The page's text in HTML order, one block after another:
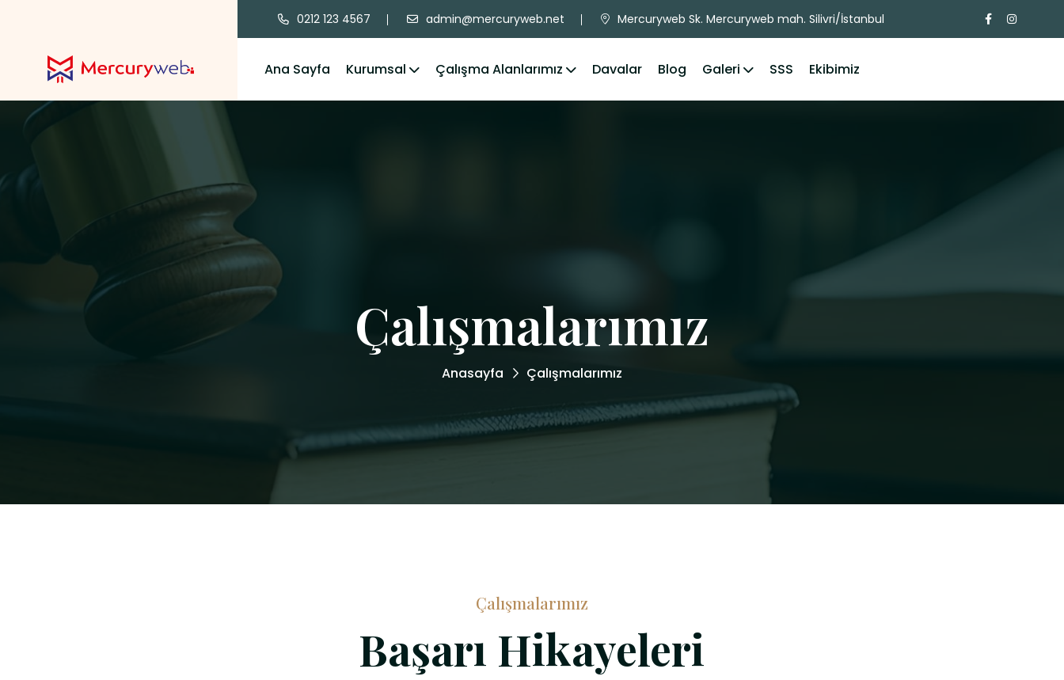
0212 123 4567 admin@mercuryweb.net Mercuryweb Sk. Mercuryweb mah. Silivri/İstanbul
Ana Sayfa Kurumsal Çalışma Alanlarımız Davalar Blog Galeri SSS Ekibimiz
Çalışmalarımız
Anasayfa Çalışmalarımız
Çalışmalarımız
Başarı Hikayeleri